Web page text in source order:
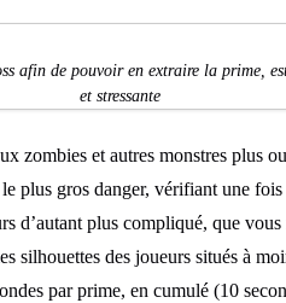
afin de pouvoir en extraire la prime,
et stressante
zombies et autres monstres plus
plus gros danger, vérifiant une fois
d’autant plus compliqué, que
silhouettes des joueurs situés à
par prime, en cumulé (10